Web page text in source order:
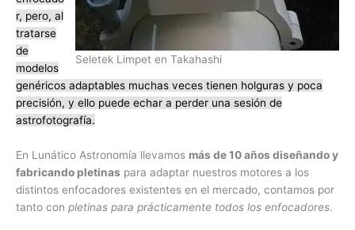
Seletek Limpet en Takahashi
r, pero, al
tratarse
de
modelos
genéricos adaptables muchas veces tienen holguras y poca
precisión, y ello puede echar a perder una sesión de
astrofotografía.
En Lunático Astronomía llevamos más de 10 años diseñando y
fabricando pletinas para adaptar nuestros motores a los
distintos enfocadores existentes en el mercado, contamos por
tanto con pletinas para prácticamente todos los enfocadores.